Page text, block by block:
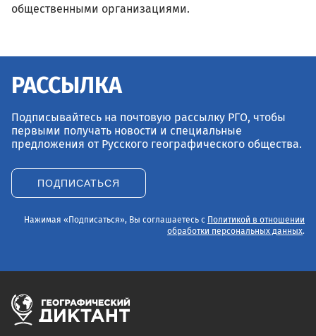
общественными организациями.
РАССЫЛКА
Подписывайтесь на почтовую рассылку РГО, чтобы
первыми получать новости и специальные
предложения от Русского географического общества.
ПОДПИСАТЬСЯ
Нажимая «Подписаться», Вы соглашаетесь с
Политикой в отношении
обработки персональных данных.